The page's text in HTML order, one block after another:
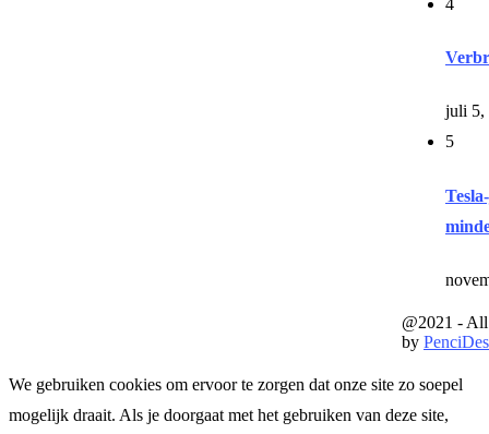
juli 5,
5
@2021 -
by
We gebruiken cookies om ervoor te zorgen dat onze site zo soepel
mogelijk draait. Als je doorgaat met het gebruiken van deze site,